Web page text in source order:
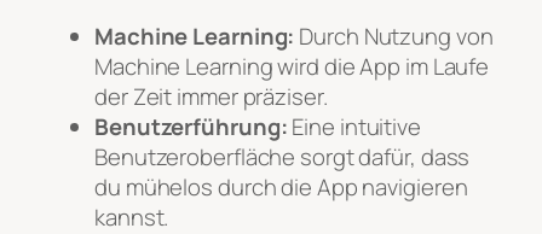
Machine Learning: Durch Nutzung von
Machine Learning wird die App im Laufe
der Zeit immer präziser.
Benutzerführung:Eine intuitive
Benutzeroberfläche sorgt dafür, dass
du mühelos durch die App navigieren
kannst.